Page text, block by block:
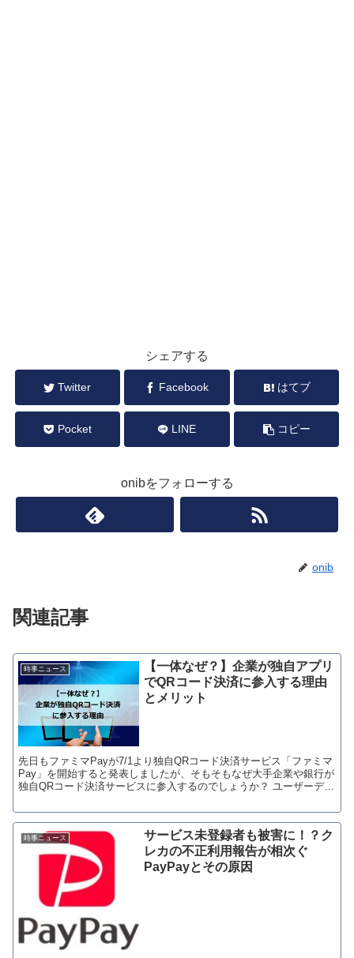
シェアする
Twitter Facebook はてブ
Pocket LINE コピー
onibをフォローする
onib
関連記事
時事ニュース
【一体なぜ？】企業が独自アプリ
でQRコード決済に参入する理由
とメリット
先日もファミマPayが7/1より独自QRコード決済サービス「ファミマ
Pay」を開始すると発表しましたが、そもそもなぜ大手企業や銀行が
独自QRコード決済サービスに参入するのでしょうか？ ユーザーデー
時事ニュース
サービス未登録者も被害に！？ク
レカの不正利用報告が相次ぐ
PayPayとその原因